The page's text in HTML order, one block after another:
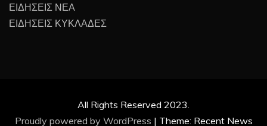
ΕΙΔΗΣΕΙΣ ΝΕΑ
ΕΙΔΗΣΕΙΣ ΚΥΚΛΑΔΕΣ
All Rights Reserved 2023.
Proudly powered by WordPress | Theme: Recent News